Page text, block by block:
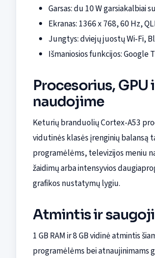
Garsas: du 10 W garsiakalbiai
Ekranas: 1366 x 768, 60 Hz,
Jungtys: dviejų juostų Wi‑Fi,
Išmaniosios funkcijos: Google
Procesorius,
naudojime
Keturių branduolių Cortex-A53
vidutinės klasės įrenginių balansą
programėlėms, televizijos meniu
žaidimų arba intensyvios
grafikos nustatymų lygiu.
Atmintis ir
1 GB RAM ir 8 GB vidinė atmintis
programėlėms bei atnaujinimams